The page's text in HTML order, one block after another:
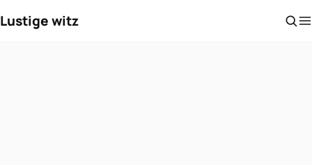
Lustige witz